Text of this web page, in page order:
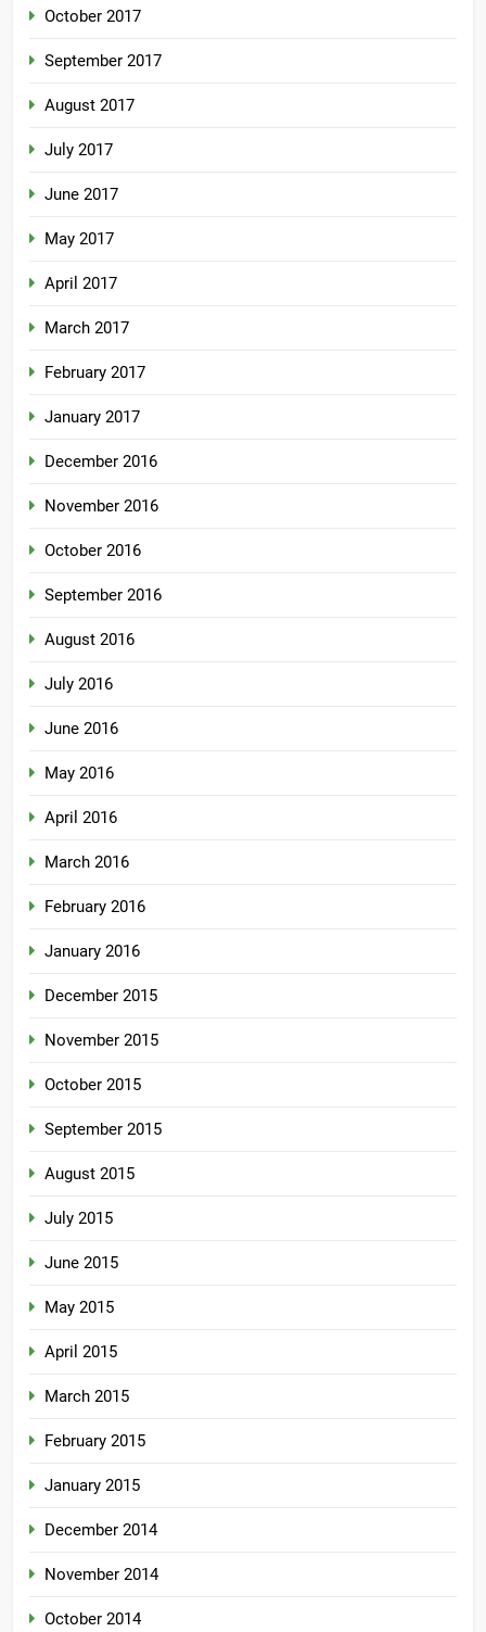
October 2017
September 2017
August 2017
July 2017
June 2017
May 2017
April 2017
March 2017
February 2017
January 2017
December 2016
November 2016
October 2016
September 2016
August 2016
July 2016
June 2016
May 2016
April 2016
March 2016
February 2016
January 2016
December 2015
November 2015
October 2015
September 2015
August 2015
July 2015
June 2015
May 2015
April 2015
March 2015
February 2015
January 2015
December 2014
November 2014
October 2014